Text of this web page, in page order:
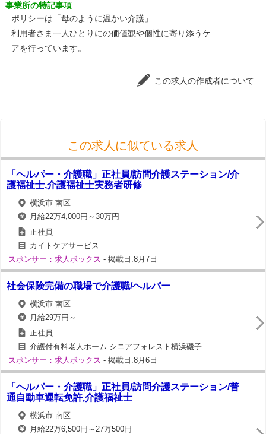
事業所の特記事項
ポリシーは「母のように温かい介護」
利用者さま一人ひとりにの価値観や個性に寄り添うケ
アを行っています。
この求人の作成者について
この求人に似ている求人
「ヘルパー・介護職」正社員/訪問介護ステーション/介
護福祉士,介護福祉士実務者研修
横浜市 南区
月給22万4,000円～30万円
正社員
カイトケアサービス
スポンサー：求人ボックス - 掲載日:8月7日
社会保険完備の職場で介護職/ヘルパー
横浜市 南区
月給29万円～
正社員
介護付有料老人ホーム シニアフォレスト横浜磯子
スポンサー：求人ボックス - 掲載日:8月6日
「ヘルパー・介護職」正社員/訪問介護ステーション/普
通自動車運転免許,介護福祉士
横浜市 南区
月給22万6,500円～27万500円